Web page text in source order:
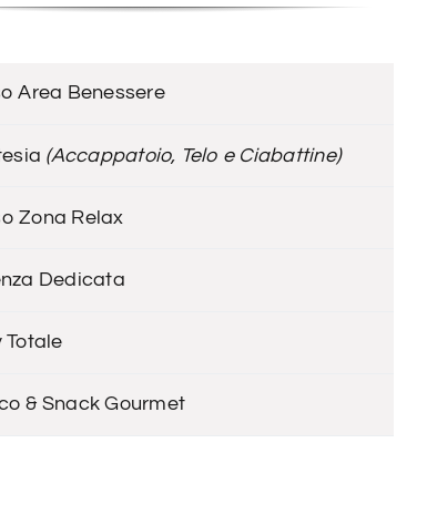
Area Benessere
(Accappatoio, Telo e Ciabattine)
Zona Relax
Dedicata
Totale
& Snack Gourmet